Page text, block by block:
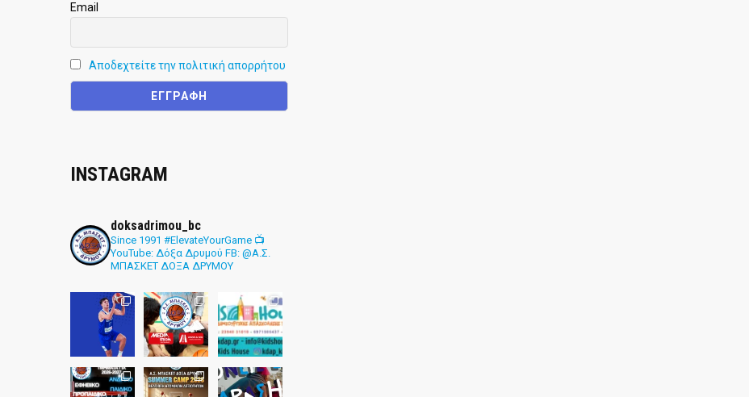
Email
Αποδεχτείτε την πολιτική απορρήτου
INSTAGRAM
doksadrimou_bc
Since 1991 #ElevateYourGame 📺
YouTube: Δόξα Δρυμού FB: @Α.Σ.
ΜΠΑΣΚΕΤ ΔΟΞΑ ΔΡΥΜΟΥ